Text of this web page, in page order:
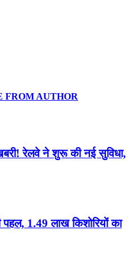
FROM AUTHOR
रेलवे ने शुरू की नई सुविधा,
1.49 लाख किशोरियों का